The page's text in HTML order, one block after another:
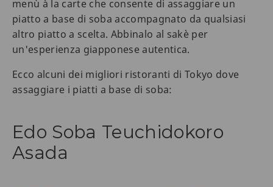
menù à la carte che consente di assaggiare un
piatto a base di soba accompagnato da qualsiasi
altro piatto a scelta. Abbinalo al sakè per
un'esperienza giapponese autentica.
Ecco alcuni dei migliori ristoranti di Tokyo dove
assaggiare i piatti a base di soba:
Edo Soba Teuchidokoro
Asada